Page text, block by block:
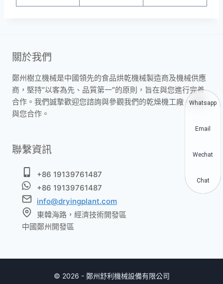
關於我們
鄭州樹立機械是中國領先的食品烘乾機械製造商及機械供應
商，堅持“以客為先、品質第一”的原則，旨在與您進行完善
合作。我們誠摯歡迎您諮詢與參觀我們的乾燥機工廠。期待
與您合作。
聯繫資訊
+86 19139761487
+86 19139761487
info@dryingplant.com
東韓海路，經濟技術開發區
中國鄭州開發區
© 2026 - 鄭州舒利機械設備有限公司
Whatsapp
Email
Wechat
Chat